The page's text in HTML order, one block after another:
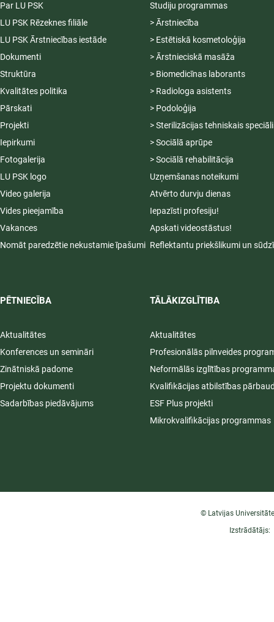
Par LU PSK
LU PSK Rēzeknes filiāle
LU PSK Ārstniecības iestāde
Dokumenti
Struktūra
Kvalitātes politika
Pārskati
Projekti
Iepirkumi
Fotogalerija
LU PSK logo
Video galerija
Vides pieejamība
Vakances
Nomāt paredzētie nekustamie īpašumi
PĒTNIECĪBA
Aktualitātes
Konferences un semināri
Zinātniskā padome
Projektu dokumenti
Sadarbības piedāvājums
Studiju programmas
> Ārstniecība
> Estētiskā kosmetoloģija
> Ārstnieciskā masāža
> Biomedicīnas laborants
> Radiologa asistents
> Podoloģija
> Sterilizācijas tehniskais
> Sociālā aprūpe
> Sociālā rehabilitācija
Uzņemšanas noteikumi
Atvērto durvju dienas
Iepazīsti profesiju!
Apskati videostāstus!
Reflektantu priekšlikumi un
TĀLĀKIZGLĪTIBA
Aktualitātes
Profesionālās pilnveides
Neformālās izglītības
Kvalifikācijas atbilstības
ESF Plus projekti
Mikrokvalifikācijas programmas
© Latvijas
Izstrādātājs: